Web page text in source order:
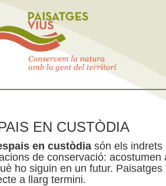
EN CUSTÒDIA
en custòdia són els indrets
de conservació:
ho siguin en un futur.
a llarg termini.